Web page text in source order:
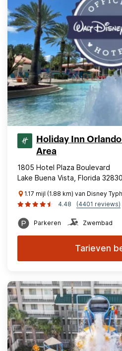
Holiday Inn
Area
1805 Hotel Plaza Boulevard
Lake Buena Vista, Florida
1.17 mijl (1.88 km) van Disney
4.48
(4401 reviews)
Parkeren Zwembad
Tarieven